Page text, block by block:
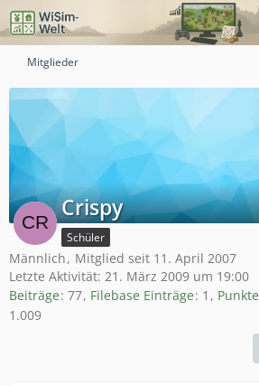
Mitglieder
Crispy
Schüler
Männlich
Mitglied seit 11. April 2007
Letzte Aktivität: 21. März 2009 um 19:00
Beiträge 77 Filebase Einträge 1 Punkte
1.009